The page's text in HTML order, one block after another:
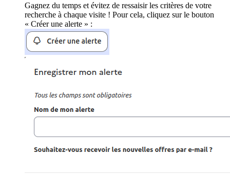
Gagnez du temps et évitez de ressaisir les critères de votre
recherche à chaque visite ! Pour cela, cliquez sur le bouton
« Créer une alerte » :